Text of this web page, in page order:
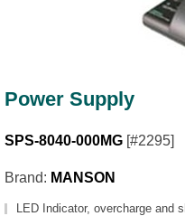
Power Supply
SPS-8040-000MG [#2295]
Brand: MANSON
LED Indicator, overcharge and